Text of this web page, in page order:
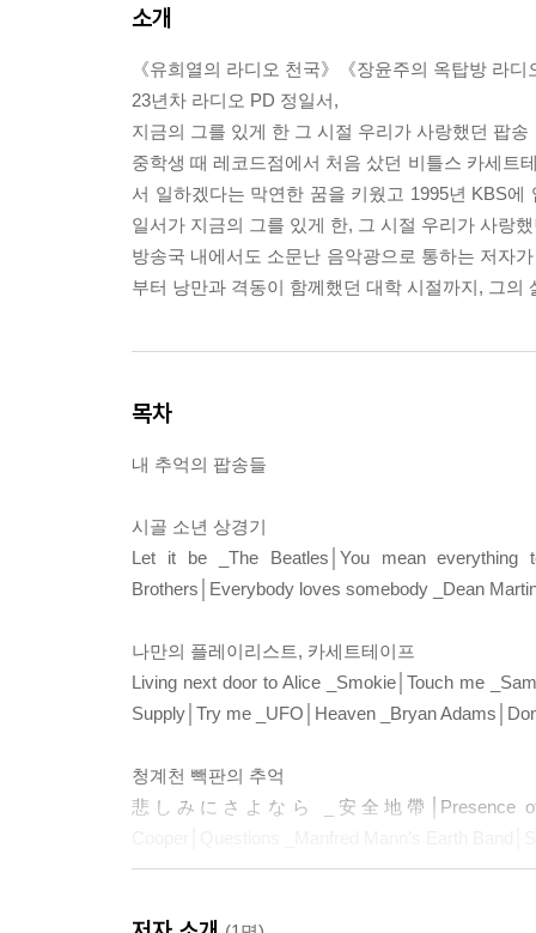
소개
《유희열의 라디오 천국》《장윤주의 옥탑방 라
23년차 라디오 PD 정일서,
지금의 그를 있게 한 그 시절 우리가 사랑했던 팝송
중학생 때 레코드점에서 처음 샀던 비틀스 카세트
서 일하겠다는 막연한 꿈을 키웠고 1995년 KBS
일서가 지금의 그를 있게 한, 그 시절 우리가 사랑
방송국 내에서도 소문난 음악광으로 통하는 저자
부터 낭만과 격동이 함께했던 대학 시절까지, 그
목차
내 추억의 팝송들
시골 소년 상경기
Let it be _The Beatles│You mean
Brothers│Everybody loves somebody _Dean
나만의 플레이리스트, 카세트테이프
Living next door to Alice _Smokie│Touch me
Supply│Try me _UFO│Heaven _Bryan
청계천 빽판의 추억
悲しみにさよなら _安全地帶│Presence of